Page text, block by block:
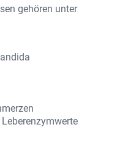
gehören unter